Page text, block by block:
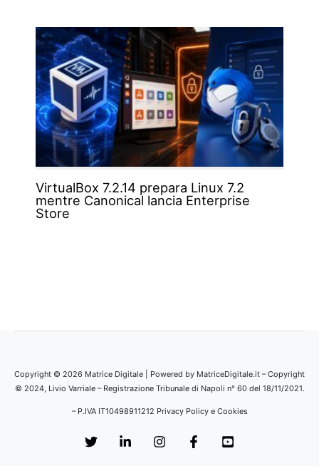
VirtualBox 7.2.14 prepara Linux 7.2
mentre Canonical lancia Enterprise
Store
Copyright © 2026 Matrice Digitale | Powered by MatriceDigitale.it – Copyright
© 2024, Livio Varriale – Registrazione Tribunale di Napoli n° 60 del 18/11/2021.
– P.IVA IT10498911212 Privacy Policy e Cookies